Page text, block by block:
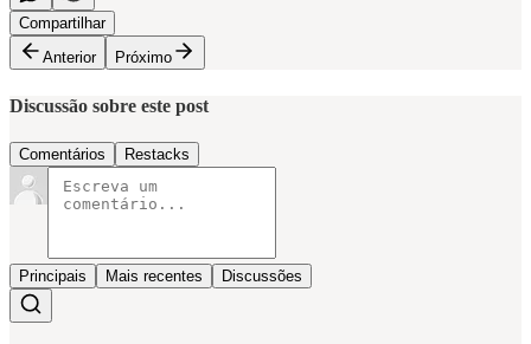
Compartilhar
Anterior
Próximo
Discussão sobre este post
Comentários Restacks
Principais Mais recentes Discussões